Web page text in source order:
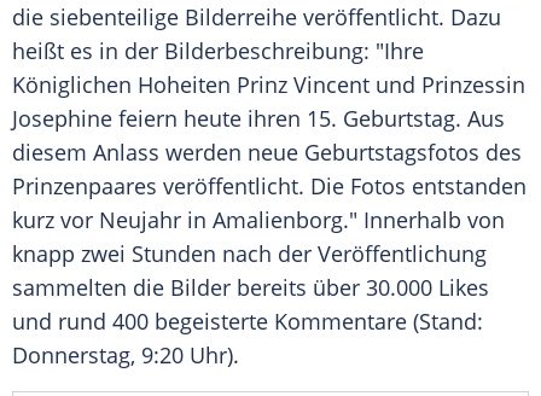
die siebenteilige Bilderreihe veröffentlicht. Dazu
heißt es in der Bilderbeschreibung: "Ihre
Königlichen Hoheiten Prinz Vincent und Prinzessin
Josephine feiern heute ihren 15. Geburtstag. Aus
diesem Anlass werden neue Geburtstagsfotos des
Prinzenpaares veröffentlicht. Die Fotos entstanden
kurz vor Neujahr in Amalienborg." Innerhalb von
knapp zwei Stunden nach der Veröffentlichung
sammelten die Bilder bereits über 30.000 Likes
und rund 400 begeisterte Kommentare (Stand:
Donnerstag, 9:20 Uhr).